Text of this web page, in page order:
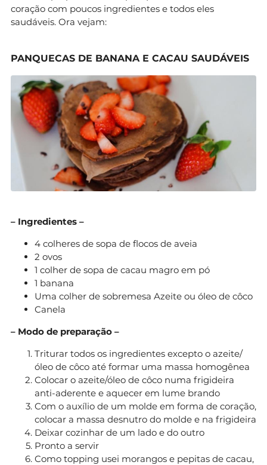
coração com poucos ingredientes e todos eles
saudáveis. Ora vejam:
PANQUECAS DE BANANA E CACAU SAUDÁVEIS
– Ingredientes –
4 colheres de sopa de flocos de aveia
2 ovos
1 colher de sopa de cacau magro em pó
1 banana
Uma colher de sobremesa Azeite ou óleo de côco
Canela
– Modo de preparação –
Triturar todos os ingredientes excepto o azeite/
óleo de côco até formar uma massa homogênea
Colocar o azeite/óleo de côco numa frigideira
anti-aderente e aquecer em lume brando
Com o auxílio de um molde em forma de coração,
colocar a massa desnutro do molde e na frigideira
Deixar cozinhar de um lado e do outro
Pronto a servir
Como topping usei morangos e pepitas de cacau,